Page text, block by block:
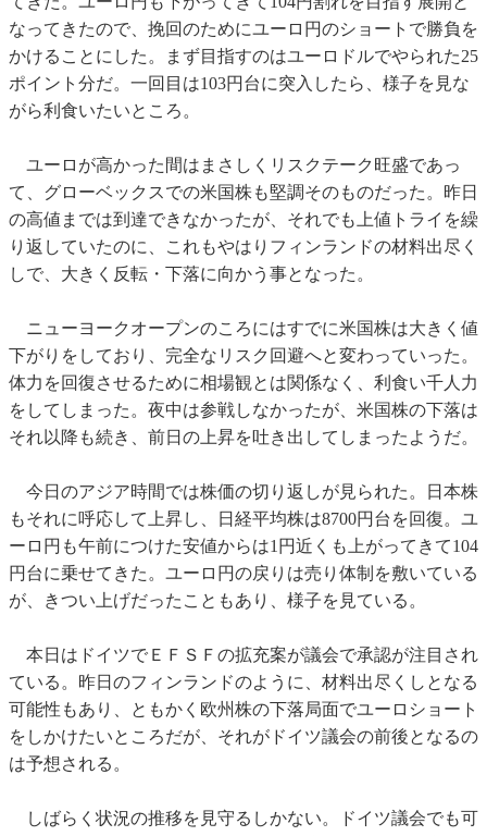
なってきたので、挽回のためにユーロ円のショートで勝負を
かけることにした。まず目指すのはユーロドルでやられた25
ポイント分だ。一回目は103円台に突入したら、様子を見な
がら利食いたいところ。
ユーロが高かった間はまさしくリスクテーク旺盛であっ
て、グローベックスでの米国株も堅調そのものだった。昨日
の高値までは到達できなかったが、それでも上値トライを繰
り返していたのに、これもやはりフィンランドの材料出尽く
しで、大きく反転・下落に向かう事となった。
ニューヨークオープンのころにはすでに米国株は大きく値
下がりをしており、完全なリスク回避へと変わっていった。
体力を回復させるために相場観とは関係なく、利食い千人力
をしてしまった。夜中は参戦しなかったが、米国株の下落は
それ以降も続き、前日の上昇を吐き出してしまったようだ。
今日のアジア時間では株価の切り返しが見られた。日本株
もそれに呼応して上昇し、日経平均株は8700円台を回復。ユ
ーロ円も午前につけた安値からは1円近くも上がってきて104
円台に乗せてきた。ユーロ円の戻りは売り体制を敷いている
が、きつい上げだったこともあり、様子を見ている。
本日はドイツでＥＦＳＦの拡充案が議会で承認が注目され
ている。昨日のフィンランドのように、材料出尽くしとなる
可能性もあり、ともかく欧州株の下落局面でユーロショート
をしかけたいところだが、それがドイツ議会の前後となるの
は予想される。
しばらく状況の推移を見守るしかない。ドイツ議会でも可